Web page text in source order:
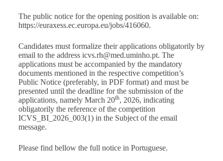
The public notice for the opening position is available on:
https://euraxess.ec.europa.eu/jobs/416060.
Candidates must formalize their applications obligatorily by
email to the address icvs.rh@med.uminho.pt. The
applications must be accompanied by the mandatory
documents mentioned in the respective competition’s
Public Notice (preferably, in PDF format) and must be
presented until the deadline for the submission of the
applications, namely March 20th, 2026, indicating
obligatorily the reference of the competition
ICVS_BI_2026_003(1) in the Subject of the email
message.
Please find bellow the full notice in Portuguese.